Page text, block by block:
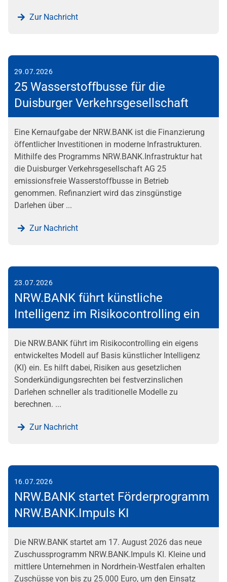
Zur Nachricht
29.07.2026
25 Wasserstoffbusse für die
Duisburger Verkehrsgesellschaft
Eine Kernaufgabe der NRW.BANK ist die Finanzierung
öffentlicher Investitionen in moderne Infrastrukturen.
Mithilfe des Programms NRW.BANK.Infrastruktur hat
die Duisburger Verkehrsgesellschaft AG 25
emissionsfreie Wasserstoffbusse in Betrieb
genommen. Refinanziert wird das zinsgünstige
Darlehen über ...
Zur Nachricht
23.07.2026
NRW.BANK führt künstliche
Intelligenz im Risikocontrolling ein
Die NRW.BANK führt im Risikocontrolling ein eigens
entwickeltes Modell auf Basis künstlicher Intelligenz
(KI) ein. Es hilft dabei, Risiken aus gesetzlichen
Sonderkündigungsrechten bei festverzinslichen
Darlehen schneller als traditionelle Modelle zu
berechnen. ...
Zur Nachricht
16.07.2026
NRW.BANK startet Förderprogramm
NRW.BANK.Impuls KI
Die NRW.BANK startet am 17. August 2026 das neue
Zuschussprogramm NRW.BANK.Impuls KI. Kleine und
mittlere Unternehmen in Nordrhein-Westfalen erhalten
Zuschüsse von bis zu 25.000 Euro, um den Einsatz